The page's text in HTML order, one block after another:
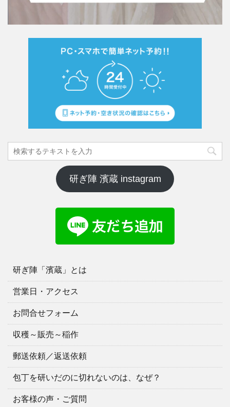
研ぎ陣 濱蔵 instagram
研ぎ陣「濱蔵」とは
営業日・アクセス
お問合せフォーム
収穫～販売～稲作
郵送依頼／返送依頼
包丁を研いだのに切れないのは、なぜ？
お客様の声・ご質問